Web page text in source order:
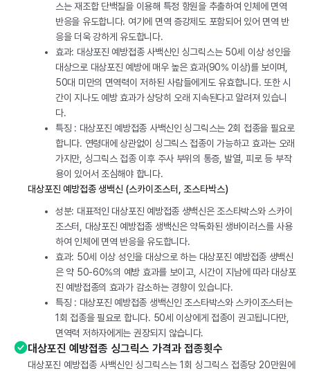
스는 재조합 단백질을 이용해 특정 항원을 추출하여 인체에 면역
반응을 유도합니다. 여기에 면역 증강제도 포함되어 있어 면역 반
응을 더욱 강하게 유도합니다.
효과: 대상포진 예방접종 사백신인 싱그릭스는 50세 이상 성인을
대상으로 대상포진 예방에 매우 높은 효과(90% 이상)를 보이며,
50대 미만의 면역력이 저하된 사람들에게도 유효합니다. 또한 시
간이 지나도 예방 효과가 상당히 오래 지속된다고 알려져 있습니
다.
특징 : 대상포진 예방접종 사백신인 싱그릭스는 2회 접종을 필요로
합니다. 연령대에 상관없이 싱그릭스 접종이 가능하고 효과는 오래
가지만, 싱그릭스 접종 이후 주사 부위의 통증, 발열, 피로 등 부작
용이 있어서 조심해야 합니다.
대상포진 예방접종 생백신 (스카이조스터, 조스타박스)
성분: 대표적인 대상포진 예방접종 생백신은 조스타박스와 스카이
조스터, 대상포진 예방접종 생백신은 약독화된 생바이러스를 사용
하여 인체에 면역 반응을 유도합니다.
효과: 50세 이상 성인을 대상으로 하는 대상포진 예방접종 생백신
은 약 50-60%의 예방 효과를 보이고, 시간이 지남에 따라 대상포
진 예방접종의 효과가 감소하는 경향이 있습니다.
특징 : 대상포진 예방접종 생백신인 조스타박스와 스카이조스터는
1회 접종을 필요로 합니다. 50세 이상에게 접종이 권고됩니다만,
면역력 저하자에게는 권장되지 않습니다.
대상포진 예방접종 싱그릭스 가격과 접종횟수
대상포진 예방접종 사백신인 싱그릭스는 1회 싱그릭스 접종당 20만원에